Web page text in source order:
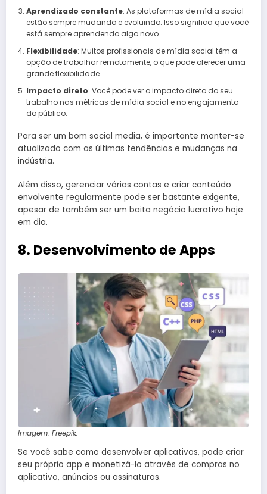
Aprendizado constante: As plataformas de mídia social
estão sempre mudando e evoluindo. Isso significa que você
está sempre aprendendo algo novo.
Flexibilidade: Muitos profissionais de mídia social têm a
opção de trabalhar remotamente, o que pode oferecer uma
grande flexibilidade.
Impacto direto: Você pode ver o impacto direto do seu
trabalho nas métricas de mídia social e no engajamento
do público.
Para ser um bom social media, é importante manter-se
atualizado com as últimas tendências e mudanças na
indústria.
Além disso, gerenciar várias contas e criar conteúdo
envolvente regularmente pode ser bastante exigente,
apesar de também ser um baita negócio lucrativo hoje
em dia.
8. Desenvolvimento de Apps
Imagem: Freepik.
Se você sabe como desenvolver aplicativos, pode criar
seu próprio app e monetizá-lo através de compras no
aplicativo, anúncios ou assinaturas.